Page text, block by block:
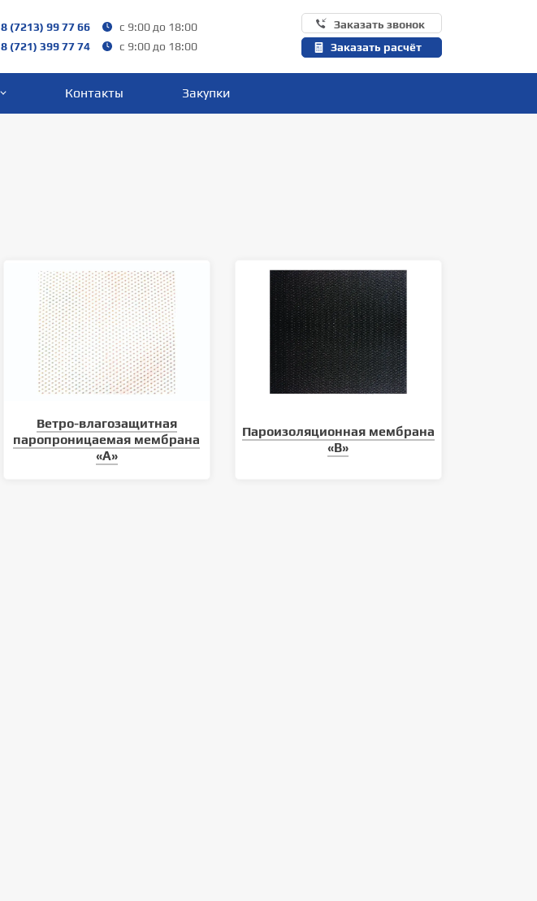
8 (7213) 99 77 66
с 9:00 до 18:00
8 (721) 399 77 74 с 9:00 до 18:00
Заказать звонок
Заказать расчёт
Контакты Закупки
Ветро-влагозащитная
паропроницаемая мембрана
«A»
Пароизоляционная мембрана
«B»